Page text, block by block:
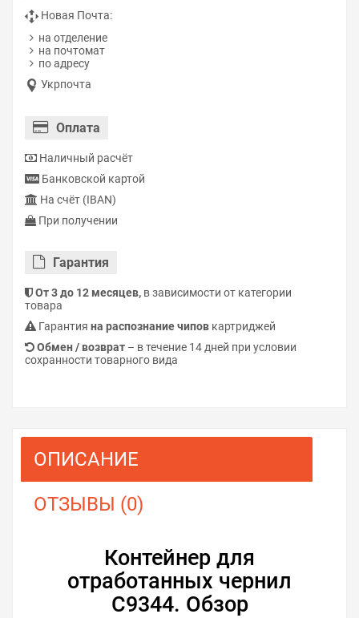
Новая Почта:
на отделение
на почтомат
по адресу
Укрпочта
Оплата
Наличный расчёт
Банковской картой
На счёт (IBAN)
При получении
Гарантия
От 3 до 12 месяцев, в зависимости от категории
товара
Гарантия на распознание чипов картриджей
Обмен / возврат – в течение 14 дней при условии
сохранности товарного вида
ОПИСАНИЕ
ОТЗЫВЫ (0)
Контейнер для
отработанных чернил
C9344. Обзор